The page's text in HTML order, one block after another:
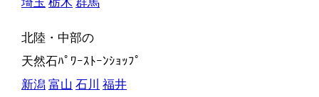
北陸・中部の
天然石ﾊﾟﾜｰｽﾄｰﾝｼｮｯﾌﾟ
新潟 富山 石川 福井